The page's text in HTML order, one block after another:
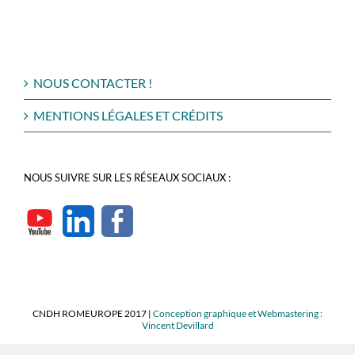
NOUS CONTACTER !
MENTIONS LÉGALES ET CRÉDITS
NOUS SUIVRE SUR LES RÉSEAUX SOCIAUX :
CNDH ROMEUROPE 2017 | Conception graphique et Webmastering :
Vincent Devillard